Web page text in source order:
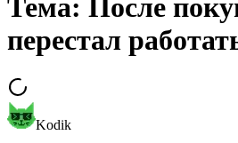
Тема: После
перестал
Kodik